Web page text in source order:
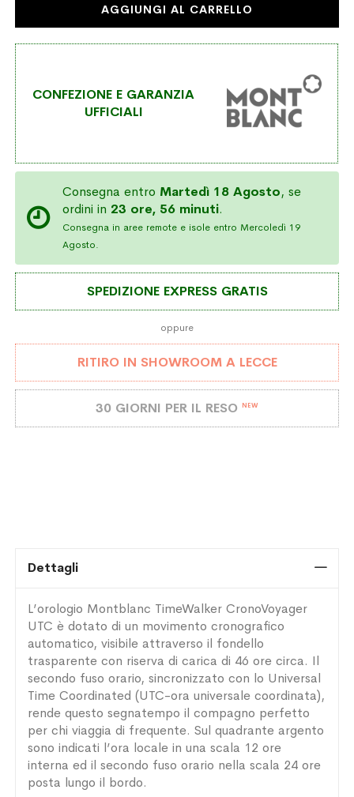
lista
AGGIUNGI AL CARRELLO
CONFEZIONE E GARANZIA
UFFICIALI
Consegna entro Martedì 18 Agosto, se
ordini in 23 ore, 56 minuti.
Consegna in aree remote e isole entro Mercoledì 19
Agosto.
SPEDIZIONE EXPRESS GRATIS
oppure
RITIRO IN SHOWROOM A LECCE
30 GIORNI PER IL RESO NEW
Dettagli
L’orologio Montblanc TimeWalker CronoVoyager
UTC è dotato di un movimento cronografico
automatico, visibile attraverso il fondello
trasparente con riserva di carica di 46 ore circa. Il
secondo fuso orario, sincronizzato con lo Universal
Time Coordinated (UTC-ora universale coordinata),
rende questo segnatempo il compagno perfetto
per chi viaggia di frequente. Sul quadrante argento
sono indicati l’ora locale in una scala 12 ore
interna ed il secondo fuso orario nella scala 24 ore
posta lungo il bordo.